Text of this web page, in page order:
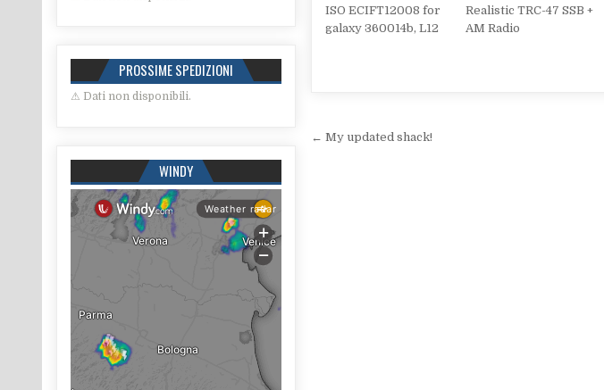
ISO ECIFT12008 for
galaxy 360014b, L12
Realistic TRC-47 SSB +
AM Radio
Navigazione articoli
← My updated shack!
PROSSIME SPEDIZIONI
⚠ Dati non disponibili.
WINDY